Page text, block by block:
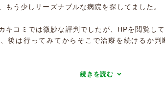
もう少しリーズナブルな病院を探してました。
キコミでは微妙な評判でしたが、HPを閲覧し
後は行ってみてからそこで治療を続けるか判
続きを読む